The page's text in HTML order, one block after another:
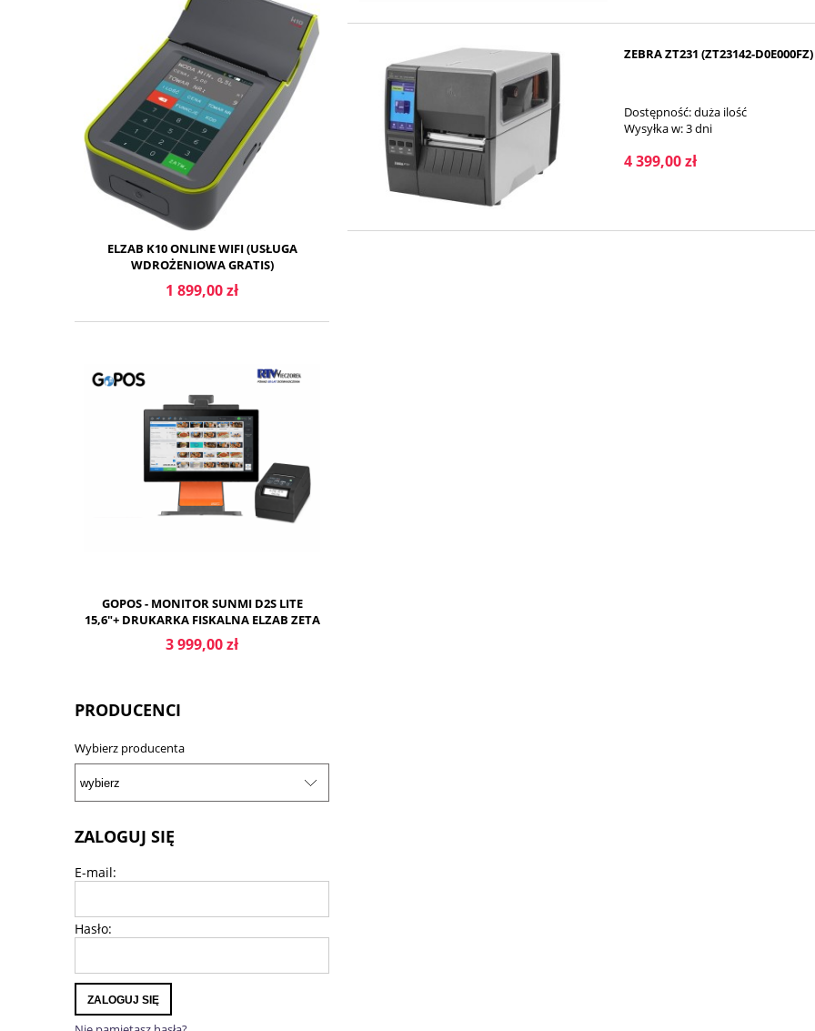
ELZAB K10 ONLINE WIFI (USŁUGA
WDROŻENIOWA GRATIS)
1 899,00 zł
DO KOSZYKA
GOPOS - MONITOR SUNMI D2S LITE
15,6"+ DRUKARKA FISKALNA ELZAB ZETA
ONLINE
3 999,00 zł
DO KOSZYKA
PRODUCENCI
Wybierz producenta
ZALOGUJ SIĘ
E-mail:
Hasło:
ZALOGUJ SIĘ
ZEBRA ZT231 (ZT23142-D0E000FZ)
Dostępność:duża ilość
Wysyłka w:3 dni
4 399,00 zł